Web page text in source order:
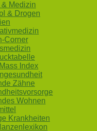
Medizin
& Drogen
Corner
Index
Zähne
Wohnen
Krankheiten